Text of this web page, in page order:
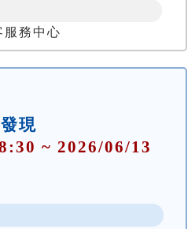
服務中心
現
~ 2026/06/13